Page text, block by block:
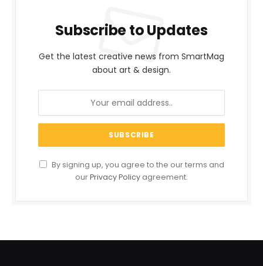
Subscribe to Updates
Get the latest creative news from SmartMag
about art & design.
By signing up, you agree to the our terms and
ourPrivacy Policy agreement.